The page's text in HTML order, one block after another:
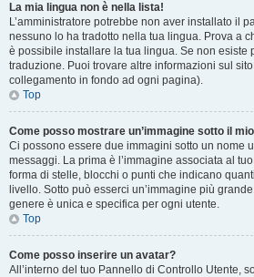
La mia lingua non è nella lista!
L’amministratore potrebbe non aver installato il
nessuno lo ha tradotto nella tua lingua. Prova a
è possibile installare la tua lingua. Se non esiste
traduzione. Puoi trovare altre informazioni sul
collegamento in fondo ad ogni pagina).
Top
Come posso mostrare un’immagine sotto il
Ci possono essere due immagini sotto un nome
messaggi. La prima è l’immagine associata al
forma di stelle, blocchi o punti che indicano
livello. Sotto può esserci un’immagine più
genere è unica e specifica per ogni utente.
Top
Come posso inserire un avatar?
All’interno del tuo Pannello di Controllo Utente,